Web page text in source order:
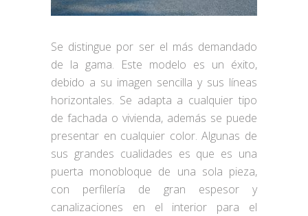
Se distingue por ser el más demandado
de la gama. Este modelo es un éxito,
debido a su imagen sencilla y sus líneas
horizontales. Se adapta a cualquier tipo
de fachada o vivienda, además se puede
presentar en cualquier color. Algunas de
sus grandes cualidades es que es una
puerta monobloque de una sola pieza,
con perfilería de gran espesor y
canalizaciones en el interior para el